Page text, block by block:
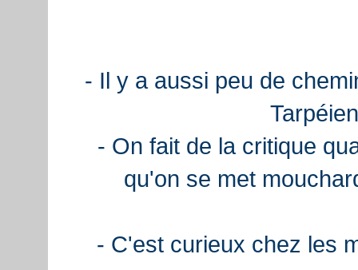
- Il y a aussi peu de
- On fait de la critique
qu'on se met
- C'est curieux chez les